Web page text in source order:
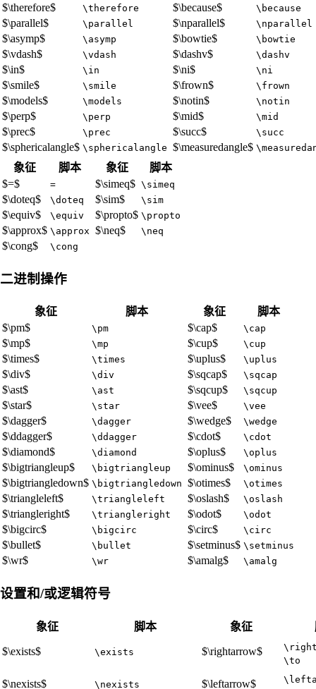
$\therefore$ \therefore $\because$ \because
$\parallel$ \parallel $\nparallel$ \nparallel
$\asymp$ \asymp $\bowtie$ \bowtie
$\vdash$ \vdash $\dashv$ \dashv
$\in$ \in $\ni$ \ni
$\smile$ \smile $\frown$ \frown
$\models$ \models $\notin$ \notin
$\perp$ \perp $\mid$ \mid
$\prec$ \prec $\succ$ \succ
$\sphericalangle$ \sphericalangle $\measuredangle$
象征 脚本 象征
脚本
$=$
= $\simeq$ \simeq
$\doteq$ \doteq $\sim$ \sim
$\equiv$ \equiv $\propto$ \propto
$\approx$ \approx $\neq$ \neq
$\cong$ \cong
二进制操作
象征 脚本 象征
脚本
$\pm$
\pm $\cap$ \cap
$\mp$ \mp $\cup$ \cup
$\times$ \times $\uplus$ \uplus
$\div$ \div $\sqcap$ \sqcap
$\ast$ \ast $\sqcup$ \sqcup
$\star$ \star $\vee$ \vee
$\dagger$ \dagger $\wedge$ \wedge
$\ddagger$ \ddagger $\cdot$ \cdot
$\diamond$ \diamond $\oplus$ \oplus
$\bigtriangleup$ \bigtriangleup $\ominus$ \ominus
$\bigtriangledown$ \bigtriangledown $\otimes$ \otimes
$\triangleleft$ \triangleleft $\oslash$ \oslash
$\triangleright$ \triangleright $\odot$ \odot
$\bigcirc$ \bigcirc $\circ$ \circ
$\bullet$ \bullet $\setminus$ \setminus
$\wr$ \wr $\amalg$ \amalg
设置和/或逻辑符号
象征 脚本 象征
$\exists$ \exists $\rightarrow$
\to
$\nexists$ \nexists $\leftarrow$